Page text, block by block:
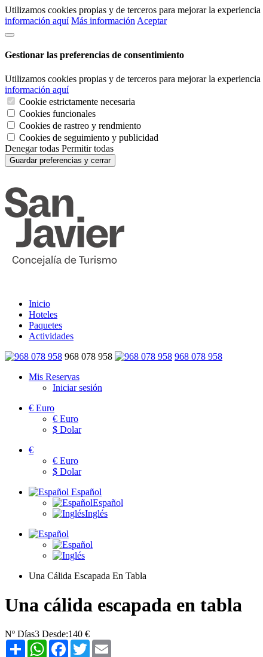
Utilizamos cookies propias y de terceros para mejorar la
información aquí Más información Aceptar
Gestionar las preferencias de consentimiento
Utilizamos cookies propias y de terceros para mejorar la
información aquí
Cookie estrictamente necesaria
Cookies funcionales
Cookies de rastreo y rendmiento
Cookies de seguimiento y publicidad
Denegar todas Permitir todas
Guardar preferencias y cerrar
Inicio
Hoteles
Paquetes
Actividades
968 078 958
968 078 958
Mis Reservas
Iniciar sesión
€ Euro
€ Euro
$ Dolar
€
€ Euro
$ Dolar
Español
Español
Inglés
Una Cálida Escapada En Tabla
Una cálida escapada en tabla
Nº Días3 Desde:140 €
Share WhatsAppFacebook
Twitter